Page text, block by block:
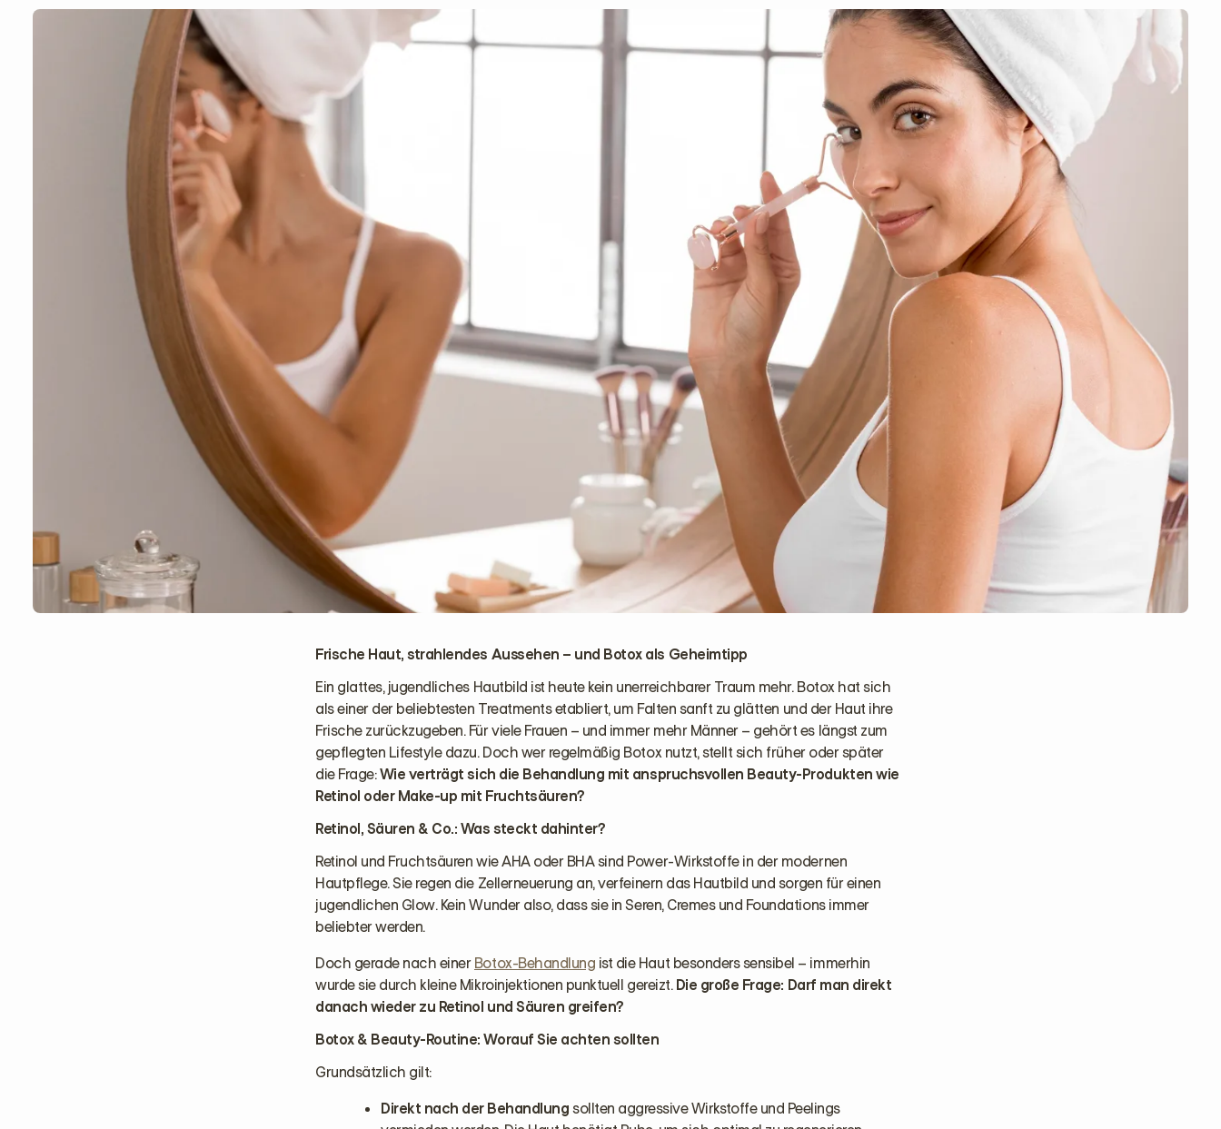
Frische Haut, strahlendes Aussehen – und Botox als Geheimtipp
Ein glattes, jugendliches Hautbild ist heute kein unerreichbarer Traum mehr. Botox hat sich
als einer der beliebtesten Treatments etabliert, um Falten sanft zu glätten und der Haut ihre
Frische zurückzugeben. Für viele Frauen – und immer mehr Männer – gehört es längst zum
gepflegten Lifestyle dazu. Doch wer regelmäßig Botox nutzt, stellt sich früher oder später
die Frage:Wie verträgt sich die Behandlung mit anspruchsvollen Beauty-Produkten wie
Retinol oder Make-up mit Fruchtsäuren?
Retinol, Säuren & Co.: Was steckt dahinter?
Retinol und Fruchtsäuren wie AHA oder BHA sind Power-Wirkstoffe in der modernen
Hautpflege. Sie regen die Zellerneuerung an, verfeinern das Hautbild und sorgen für einen
jugendlichen Glow. Kein Wunder also, dass sie in Seren, Cremes und Foundations immer
beliebter werden.
Doch gerade nach einerBotox-Behandlung ist die Haut besonders sensibel – immerhin
wurde sie durch kleine Mikroinjektionen punktuell gereizt.Die große Frage: Darf man direkt
danach wieder zu Retinol und Säuren greifen?
Botox & Beauty-Routine: Worauf Sie achten sollten
Grundsätzlich gilt:
Direkt nach der Behandlungsollten aggressive Wirkstoffe und Peelings